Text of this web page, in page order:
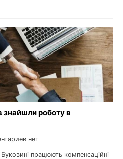
знайшли роботу в
нет
працюють компенсаційні